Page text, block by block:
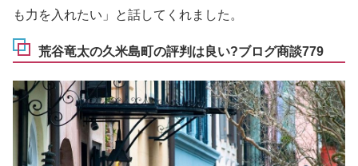
も力を入れたい」と話してくれました。
荒谷竜太の久米島町の評判は良い?ブログ商談779